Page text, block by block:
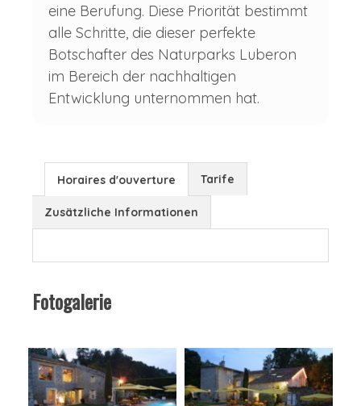
eine Berufung. Diese Priorität bestimmt
alle Schritte, die dieser perfekte
Botschafter des Naturparks Luberon
im Bereich der nachhaltigen
Entwicklung unternommen hat.
Horaires d'ouverture Tarife
Zusätzliche Informationen
Fotogalerie